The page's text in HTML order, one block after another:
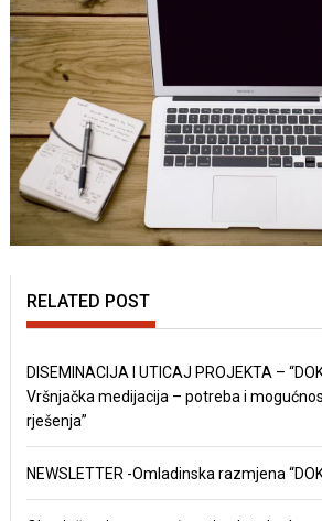
RELATED POST
DISEMINACIJA I UTICAJ PROJEKTA –
Vršnjačka medijacija – potreba i
rješenja”
NEWSLETTER -Omladinska razmjena